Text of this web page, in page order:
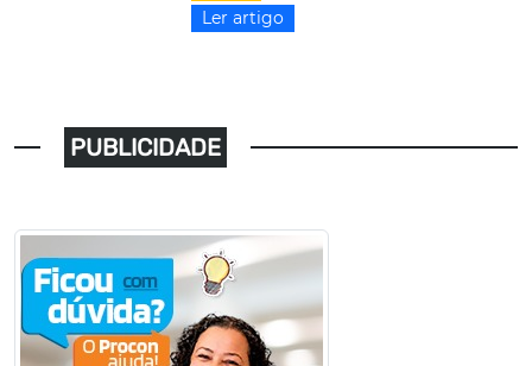
Ler artigo
PUBLICIDADE